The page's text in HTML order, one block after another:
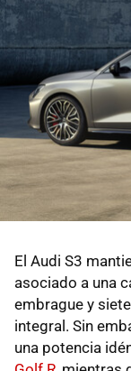
El Audi S3
asociado a una
embrague y
integral. Sin
una potencia